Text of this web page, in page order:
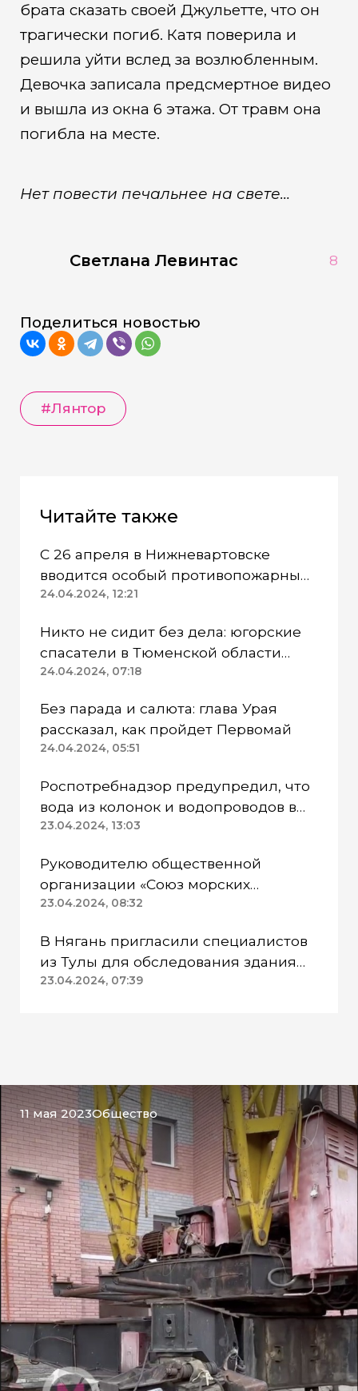
брата сказать своей Джульетте, что он
трагически погиб. Катя поверила и
решила уйти вслед за возлюбленным.
Девочка записала предсмертное видео
и вышла из окна 6 этажа. От травм она
погибла на месте.
Нет повести печальнее на свете…
Светлана Левинтас 8
Поделиться новостью
#Лянтор
Читайте также
С 26 апреля в Нижневартовске
вводится особый противопожарный
режим
24.04.2024, 12:21
Никто не сидит без дела: югорские
спасатели в Тюменской области
работают в две смены
24.04.2024, 07:18
Без парада и салюта: глава Урая
рассказал, как пройдет Первомай
24.04.2024, 05:51
Роспотребнадзор предупредил, что
вода из колонок и водопроводов в
Казанском районе непригодна для
23.04.2024, 13:03
Руководителю общественной
организации «Союз морских
пехотинцев» Югры вынесли
23.04.2024, 08:32
В Нягань пригласили специалистов
из Тулы для обследования здания
ДК «Геолог»
23.04.2024, 07:39
11 мая 2023Общество